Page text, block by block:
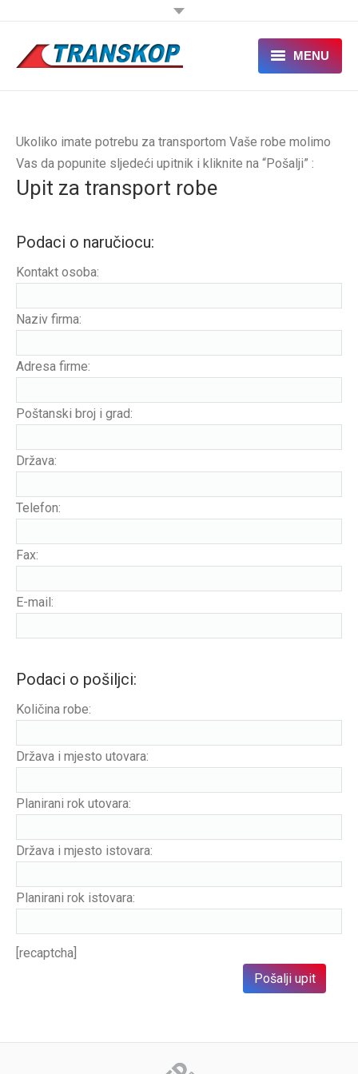
MENU
O NAMA
TRANSPORT
SERVIS
Ukoliko imate potrebu za transportom Vaše robe molimo
Vas da popunite sljedeći upitnik i kliknite na “Pošalji” :
Upit za transport robe
Podaci o naručiocu:
Kontakt osoba:
Naziv firma:
Adresa firme:
Poštanski broj i grad:
Država:
Telefon:
Fax:
E-mail:
Podaci o pošiljci:
Količina robe:
Država i mjesto utovara:
Planirani rok utovara:
Država i mjesto istovara:
Planirani rok istovara:
[recaptcha]